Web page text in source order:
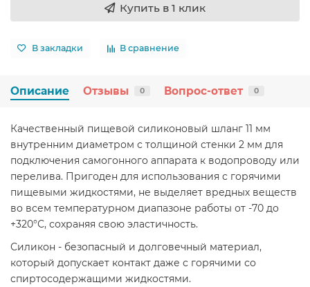
Купить в 1 клик
В закладки В сравнение
Описание Отзывы 0 Вопрос-ответ 0
Качественный пищевой силиконовый шланг 11 мм
внутренним диаметром с толщиной стенки 2 мм для
подключения самогонного аппарата к водопроводу или
перелива. Пригоден для использования с горячими
пищевыми жидкостями, не выделяет вредных веществ
во всем температурном диапазоне работы от -70 до
+320°С, сохраняя свою эластичность.
Силикон - безопасный и долговечный материал,
который допускает контакт даже с горячими со
спиртосодержащими жидкостями.